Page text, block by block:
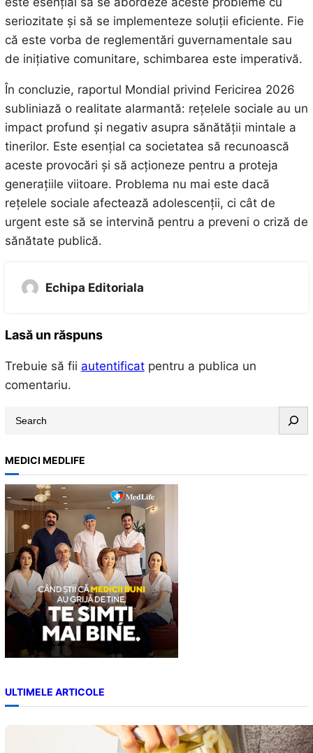
seriozitate și să se implementeze soluții eficiente. Fie
că este vorba de reglementări guvernamentale sau
de inițiative comunitare, schimbarea este imperativă.
În concluzie, raportul Mondial privind Fericirea 2026
subliniază o realitate alarmantă: rețelele sociale au un
impact profund și negativ asupra sănătății mintale a
tinerilor. Este esențial ca societatea să recunoască
aceste provocări și să acționeze pentru a proteja
generațiile viitoare. Problema nu mai este dacă
rețelele sociale afectează adolescenții, ci cât de
urgent este să se intervină pentru a preveni o criză de
sănătate publică.
Echipa Editoriala
Lasă un răspuns
Trebuie să fii autentificatpentru a publica un
comentariu.
a
r
c
h
MEDICI MEDLIFE
ULTIMELE ARTICOLE